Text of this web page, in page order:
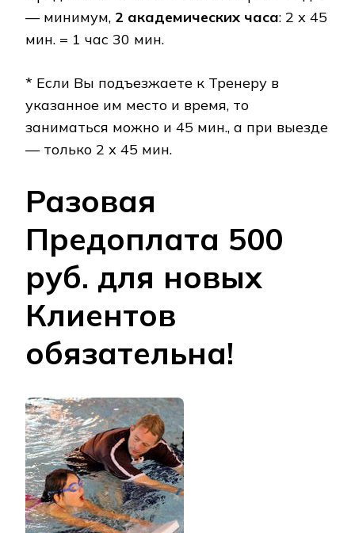
— минимум, 2 академических часа: 2 х 45
мин. = 1 час 30 мин.
* Если Вы подъезжаете к Тренеру в
указанное им место и время, то
заниматься можно и 45 мин., а при выезде
— только 2 х 45 мин.
Разовая
Предоплата 500
руб. для новых
Клиентов
обязательна!